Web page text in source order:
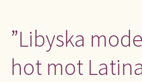
UPPHOVSRÄTT
”Libyska
hot mot